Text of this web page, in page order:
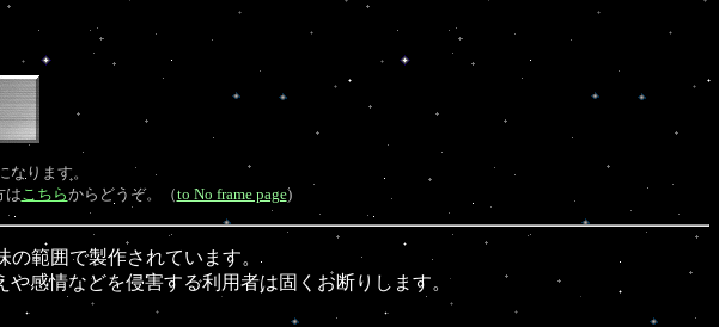
ります。
はこちらからどうぞ。（to No frame page)
範囲で製作されています。
感情などを侵害する利用者は固くお断りします。